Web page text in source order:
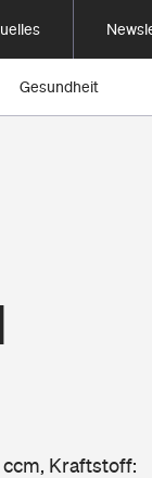
Gesundheit
ccm, Kraftstoff: